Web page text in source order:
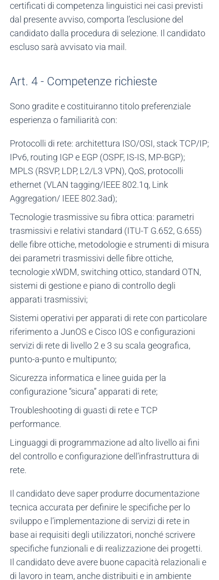
certificati di competenza linguistici nei casi previsti
dal presente avviso, comporta l’esclusione del
candidato dalla procedura di selezione. Il candidato
escluso sarà avvisato via mail.
Art. 4 - Competenze richieste
Sono gradite e costituiranno titolo preferenziale
esperienza o familiarità con:
Protocolli di rete: architettura ISO/OSI, stack TCP/IP;
IPv6, routing IGP e EGP (OSPF, IS-IS, MP-BGP);
MPLS (RSVP, LDP, L2/L3 VPN), QoS, protocolli
ethernet (VLAN tagging/IEEE 802.1q, Link
Aggregation/ IEEE 802.3ad);
Tecnologie trasmissive su fibra ottica: parametri
trasmissivi e relativi standard (ITU-T G.652, G.655)
delle fibre ottiche, metodologie e strumenti di misura
dei parametri trasmissivi delle fibre ottiche,
tecnologie xWDM, switching ottico, standard OTN,
sistemi di gestione e piano di controllo degli
apparati trasmissivi;
Sistemi operativi per apparati di rete con particolare
riferimento a JunOS e Cisco IOS e configurazioni
servizi di rete di livello 2 e 3 su scala geografica,
punto-a-punto e multipunto;
Sicurezza informatica e linee guida per la
configurazione “sicura” apparati di rete;
Troubleshooting di guasti di rete e TCP
performance.
Linguaggi di programmazione ad alto livello ai fini
del controllo e configurazione dell’infrastruttura di
rete.
Il candidato deve saper produrre documentazione
tecnica accurata per definire le specifiche per lo
sviluppo e l’implementazione di servizi di rete in
base ai requisiti degli utilizzatori, nonché scrivere
specifiche funzionali e di realizzazione dei progetti.
Il candidato deve avere buone capacità relazionali e
di lavoro in team, anche distribuiti e in ambiente